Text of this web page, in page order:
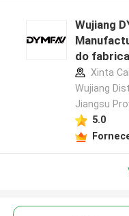
Wujiang
do
Xinta
Wujiang
Jiangsu
5.0